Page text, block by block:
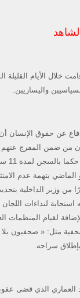
القليلة الماضية
الإنسان أن قرارات
وكان من ضمن المفرج عنهم الصحفي
الإسلامي عبد الله الزواري الذي كان قد قضى حكما بالسجن لمدة 11 سنة، ثم
عدم الامتثال لحكم
بتحديد إقامته
اللجان الوطنية
المنظمات العالمية
صحفيون بلا حدود »
قضى عقوبة طويلة